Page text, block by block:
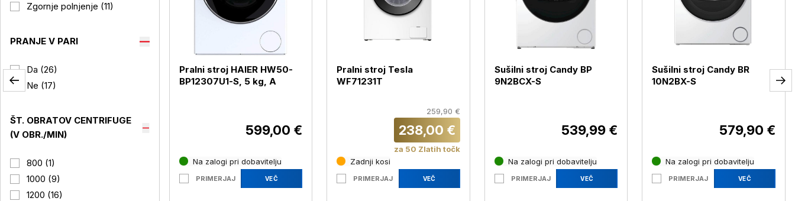
Zgornje polnjenje (11)
PRANJE V PARI
Da (26)
Ne (17)
ŠT. OBRATOV CENTRIFUGE
(V OBR./MIN)
800 (1)
1000 (9)
1200 (16)
Pralni stroj HAIER HW50-
BP12307U1-S, 5 kg, A
599,00 €
Na zalogi pri dobavitelju
PRIMERJAJ VEČ
Pralni stroj Tesla
WF71231T
259,90 €
238,00 €
za 50 Zlatih točk
Zadnji kosi
PRIMERJAJ VEČ
Sušilni stroj Candy BP
9N2BCX-S
539,99 €
Na zalogi pri dobavitelju
PRIMERJAJ VEČ
Sušilni stroj Candy BR
10N2BX-S
579,90 €
Na zalogi pri dobavitelju
PRIMERJAJ VEČ